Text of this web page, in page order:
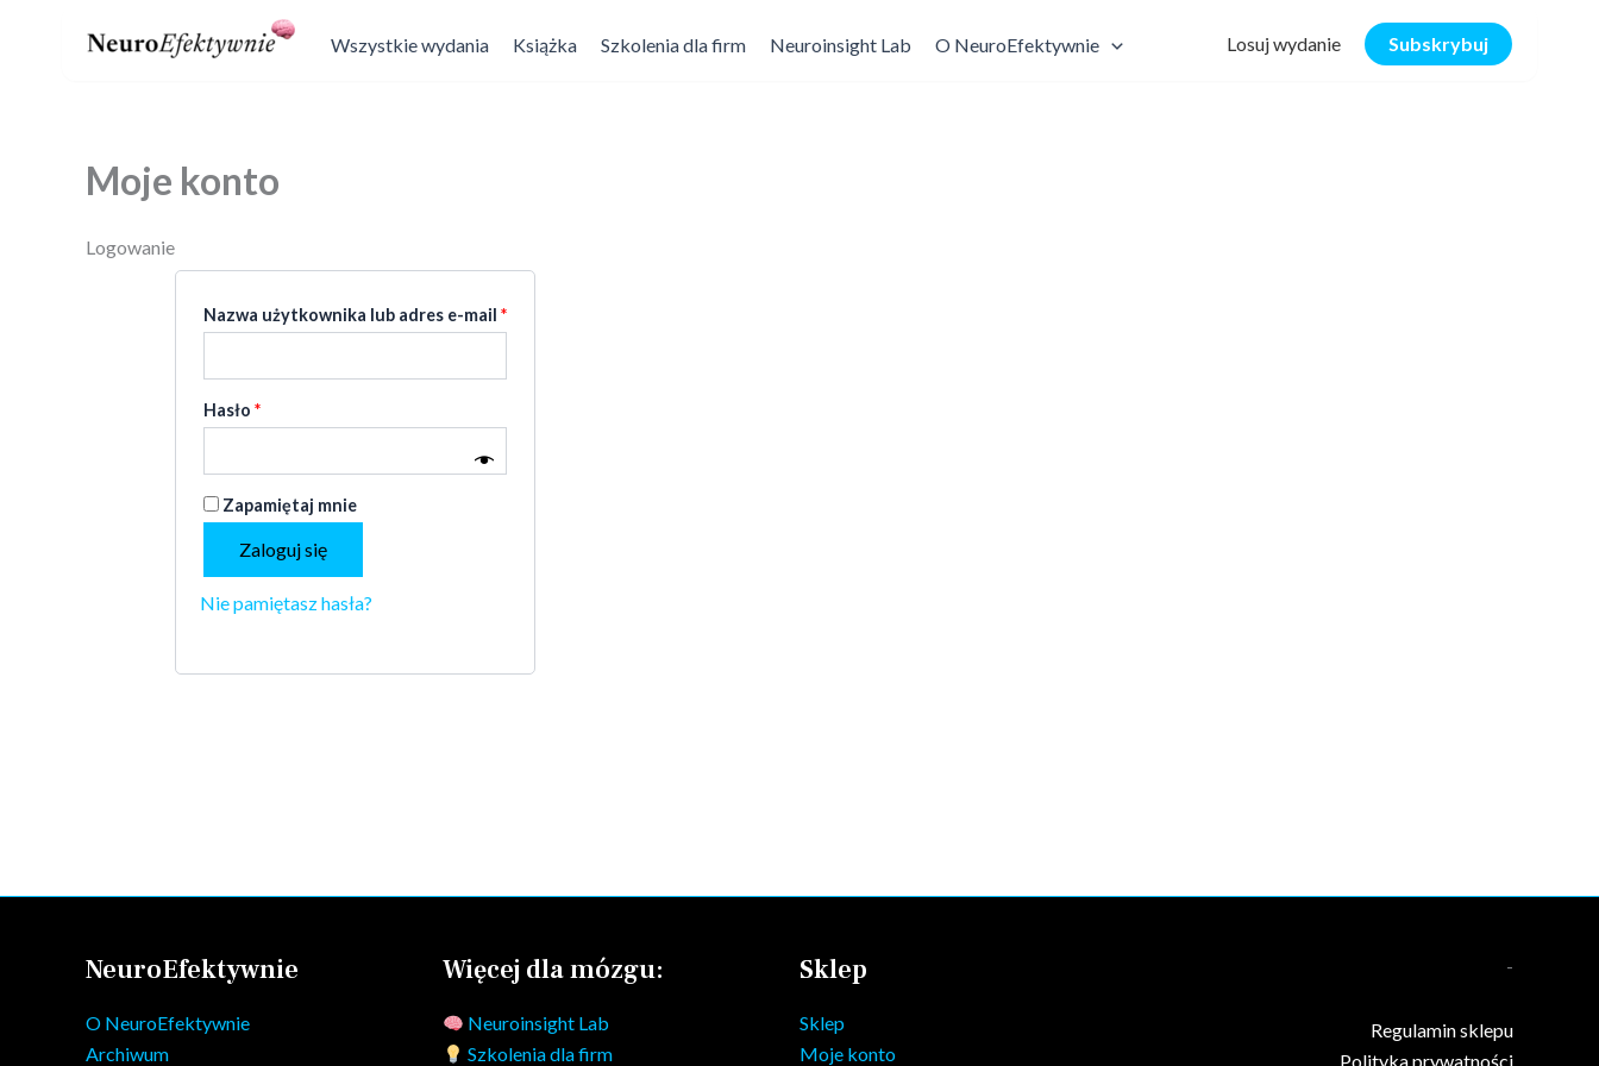
Wszystkie wydania Książka Szkolenia dla firm Neuroinsight Lab O NeuroEfektywnie Losuj wydanie Subskrybuj
Moje konto
Logowanie
Nazwa użytkownika lub adres e-mail *
Hasło *
Wymagane
Zapamiętaj mnie
Zaloguj się
Nie pamiętasz hasła?
NeuroEfektywnie
O NeuroEfektywnie
Archiwum
Więcej dla mózgu:
Neuroinsight Lab
Szkolenia dla firm
Sklep
Sklep
Moje konto
-
Regulamin sklepu
Polityka prywatności